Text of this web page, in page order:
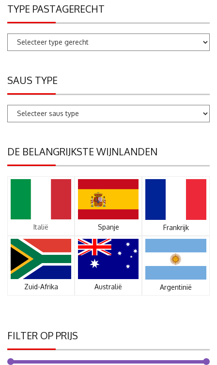
TYPE PASTAGERECHT
SAUS TYPE
DE BELANGRIJKSTE WIJNLANDEN
Italië Spanje Frankrijk
Zuid-Afrika Australië Argentinië
FILTER OP PRIJS